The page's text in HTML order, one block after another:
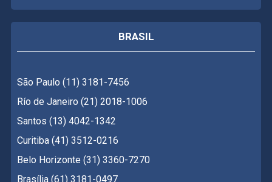
BRASIL
São Paulo (11) 3181-7456
Río de Janeiro (21) 2018-1006
Santos (13) 4042-1342
Curitiba (41) 3512-0216
Belo Horizonte (31) 3360-7270
Brasília (61) 3181-0497